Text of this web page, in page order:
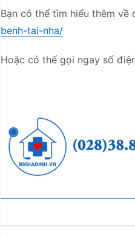
Bạn có thể tìm hiểu thêm
benh-tai-nha/
Hoặc có thể gọi ngay số